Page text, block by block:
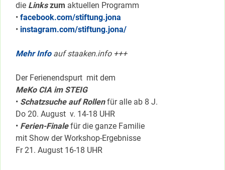
die Linkszum aktuellen Programm
• facebook.com/stiftung.jona
• instagram.com/stiftung.jona/
Mehr Infoauf staaken.info +++
Der Ferienendspurt mit dem
MeKo CIA im STEIG
• Schatzsuche auf Rollenfür alle ab 8 J.
Do 20. August v. 14-18 UHR
• Ferien-Finalefür die ganze Familie
mit Show der Workshop-Ergebnisse
Fr 21. August 16-18 UHR